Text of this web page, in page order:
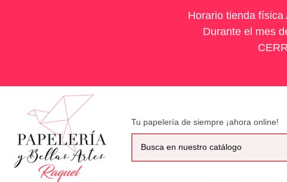
Horario tienda
Durante el mes
Tu papelería de siempre ¡ahora online!